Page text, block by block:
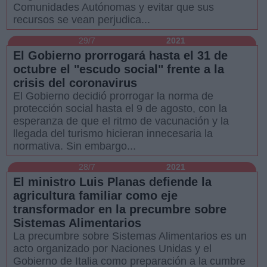
Comunidades Autónomas y evitar que sus
recursos se vean perjudica...
29/7 2021
El Gobierno prorrogará hasta el 31 de
octubre el "escudo social" frente a la
crisis del coronavirus
El Gobierno decidió prorrogar la norma de
protección social hasta el 9 de agosto, con la
esperanza de que el ritmo de vacunación y la
llegada del turismo hicieran innecesaria la
normativa. Sin embargo...
28/7 2021
El ministro Luis Planas defiende la
agricultura familiar como eje
transformador en la precumbre sobre
Sistemas Alimentarios
La precumbre sobre Sistemas Alimentarios es un
acto organizado por Naciones Unidas y el
Gobierno de Italia como preparación a la cumbre